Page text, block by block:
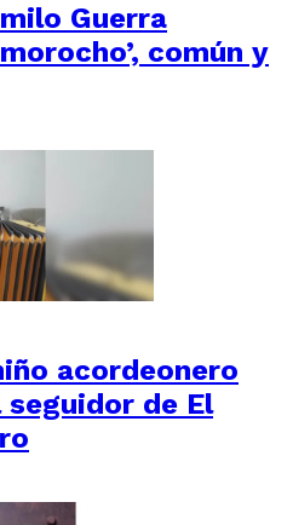
Guerra
común y
acordeonero
de El